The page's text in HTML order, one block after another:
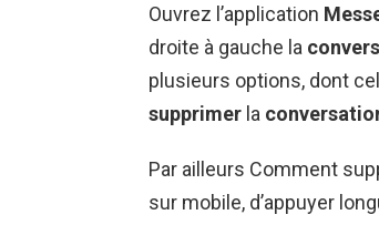
Ouvrez l’application
droite à gauche la
plusieurs options, dont
supprimer la
Par ailleurs Comment
sur mobile, d’appuyer